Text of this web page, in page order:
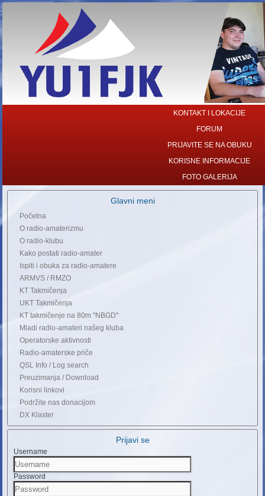
KONTAKT I LOKACIJE
FORUM
PRIJAVITE SE NA OBUKU
KORISNE INFORMACIJE
FOTO GALERIJA
Glavni meni
Početna
O radio-amaterizmu
O radio-klubu
Kako postati radio-amater
Ispiti i obuka za radio-amatere
ARMVS / RMZO
KT Takmičenja
UKT Takmičenja
KT takmičenje na 80m "NBGD"
Mladi radio-amateri našeg kluba
Operatorske aktivnosti
Radio-amaterske priče
QSL Info / Log search
Preuzimanja / Download
Korisni linkovi
Podržite nas donacijom
DX Klaster
Prijavi se
Username
Password